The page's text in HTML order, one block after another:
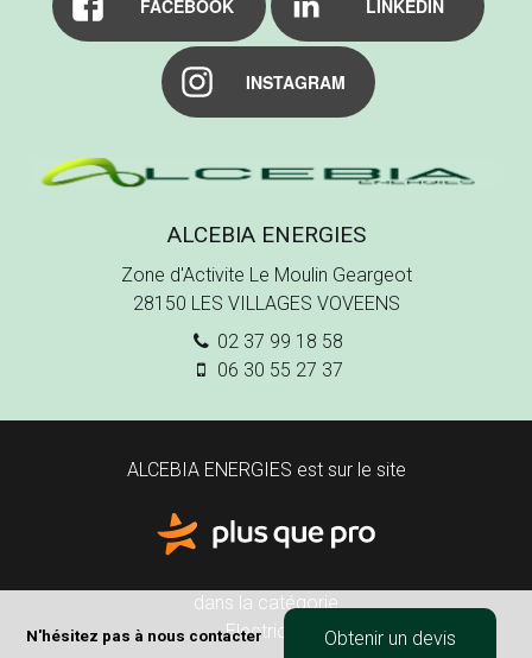
N'hésitez pas à nous contacter Obtenir un devis
FACEBOOK LINKEDIN
INSTAGRAM
ALCEBIA ENERGIES
Zone d'Activite Le Moulin Geargeot
28150 LES VILLAGES VOVEENS
02 37 99 18 58
06 30 55 27 37
ALCEBIA ENERGIES est sur le site
dans la catégorie
Electricité